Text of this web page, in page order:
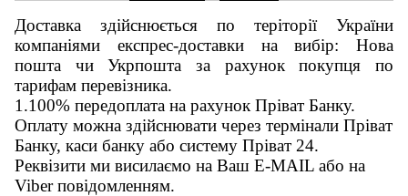
Доставка здійснюється по теріторії України
компаніями експрес-доставки на вибір: Нова
пошта чи Укрпошта за рахунок покупця по
тарифам перевізника.
1.100% передоплата на рахунок Пріват Банку.
Оплату можна здійснювати через термінали Пріват
Банку, каси банку або систему Пріват 24.
Реквізити ми висилаємо на Ваш E-MAIL або на
Viber повідомленням.